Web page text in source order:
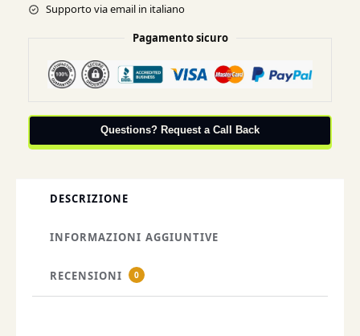
Supporto via email in italiano
Pagamento sicuro
Questions? Request a Call Back
DESCRIZIONE
INFORMAZIONI AGGIUNTIVE
RECENSIONI 0